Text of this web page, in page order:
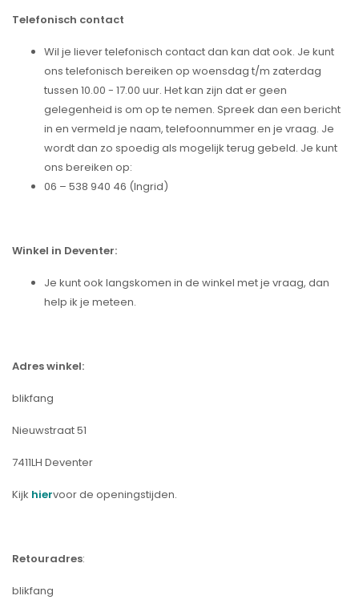
Telefonisch contact
Wil je liever telefonisch contact dan kan dat ook. Je kunt
ons telefonisch bereiken op woensdag t/m zaterdag
tussen 10.00 - 17.00 uur. Het kan zijn dat er geen
gelegenheid is om op te nemen. Spreek dan een bericht
in en vermeld je naam, telefoonnummer en je vraag. Je
wordt dan zo spoedig als mogelijk terug gebeld. Je kunt
ons bereiken op:
06 – 538 940 46 (Ingrid)
Winkel in Deventer:
Je kunt ook langskomen in de winkel met je vraag, dan
help ik je meteen.
Adres winkel:
blikfang
Nieuwstraat 51
7411LH Deventer
Kijk hiervoor de openingstijden.
Retouradres:
blikfang